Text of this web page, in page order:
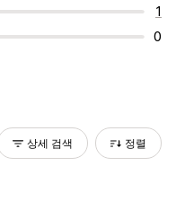
1
0
상세 검색 정렬